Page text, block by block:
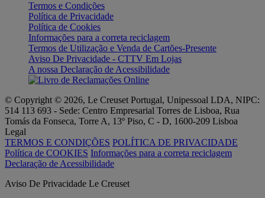
Termos e Condições
Política de Privacidade
Política de Cookies
Informações para a correta reciclagem
Termos de Utilização e Venda de Cartões-Presente
Aviso De Privacidade - CTTV Em Lojas
A nossa Declaração de Acessibilidade
© Copyright © 2026, Le Creuset Portugal, Unipessoal LDA, NIPC:
514 113 693 - Sede: Centro Empresarial Torres de Lisboa, Rua
Tomás da Fonseca, Torre A, 13º Piso, C - D, 1600-209 Lisboa
Legal
TERMOS E CONDIÇÕES POLÍTICA DE PRIVACIDADE
Política de COOKIES Informações para a correta reciclagem
Declaração de Acessibilidade
Aviso De Privacidade Le Creuset